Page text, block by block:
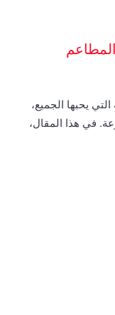
يحبها الجميع،
في هذا المقال،